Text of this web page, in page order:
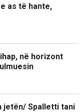
as të hante,
në horizont
jetën/ Spalletti tani